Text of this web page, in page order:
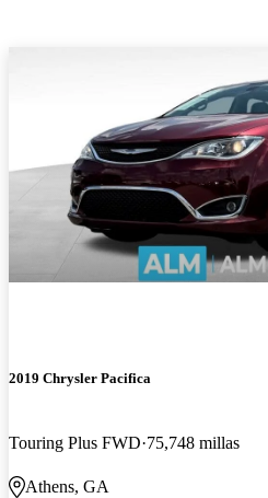
2019 Chrysler Pacifica
Touring Plus FWD 75,748 millas
Athens, GA